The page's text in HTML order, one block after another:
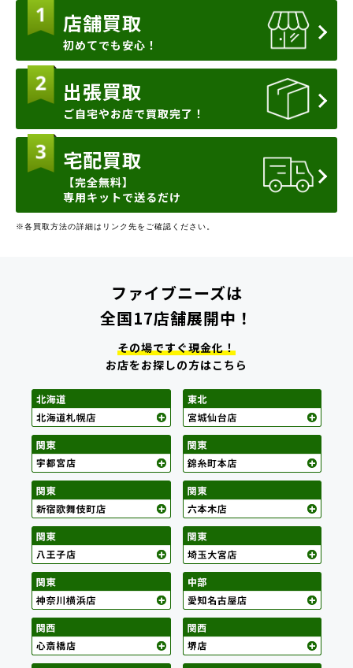
店舗買取
初めてでも安心！
出張買取
ご自宅やお店で買取完了！
宅配買取
【完全無料】
専用キットで送るだけ
※各買取方法の詳細はリンク先をご確認ください。
ファイブニーズは
全国17店舗展開中！
その場ですぐ現金化！
お店をお探しの方はこちら